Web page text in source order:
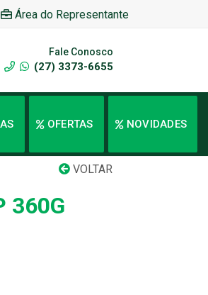
Área do Representante
Fale Conosco
(27) 3373-6655
OFERTAS NOVIDADES
VOLTAR
360G